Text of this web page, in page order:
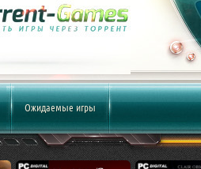
Ожидаемые игры